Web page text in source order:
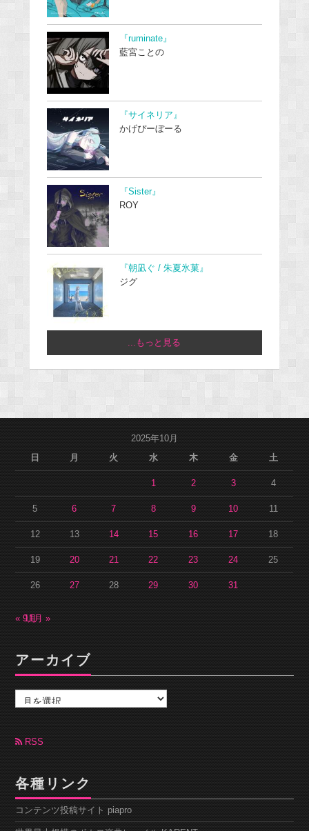
『ruminate』
藍宮ことの
『サイネリア』
かげぴーぼーる
『Sister』
ROY
『朝凪ぐ / 朱夏氷菓』
ジグ
...もっと見る
2025年10月
日
月 火 水 木 金 土
1 2 3 4
5 6 7 8 9 10 11
12 13 14 15 16 17 18
19 20 21 22 23 24 25
26 27 28 29 30 31
« 9月
11月 »
アーカイブ
カ
ブ RSS
各種リンク
コンテンツ投稿サイト piapro